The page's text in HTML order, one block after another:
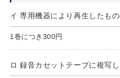
イ 専用機器により再生したも
1巻につき300円
ロ 録音カセットテープに複写